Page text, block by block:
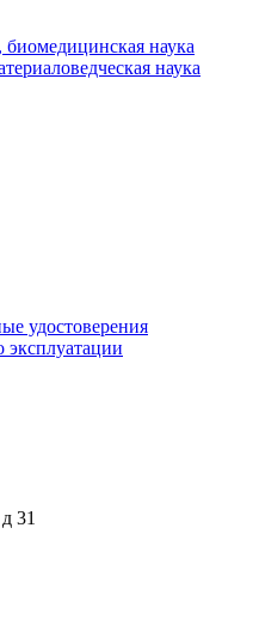
наука
наука
удостоверения
31